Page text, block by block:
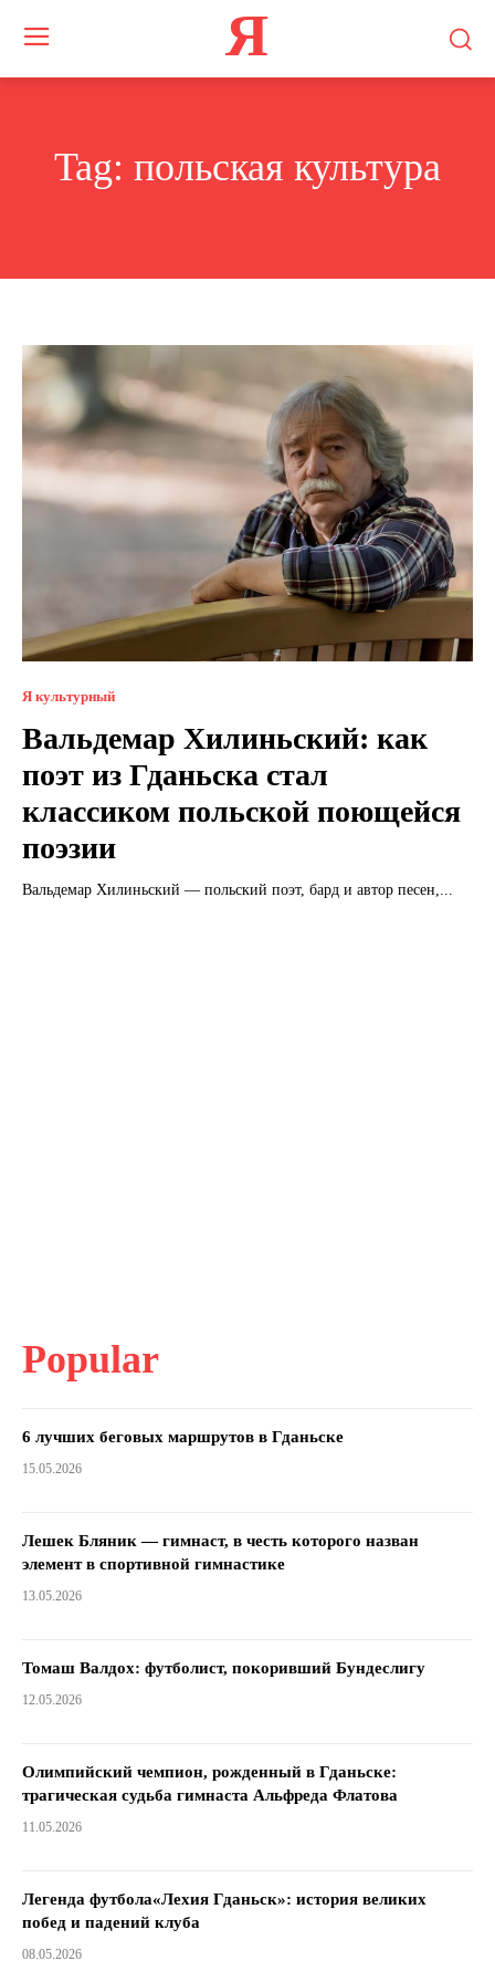
Я
Tag: польская культура
Я культурный
Вальдемар Хилиньский: как
поэт из Гданьска стал
классиком польской поющейся
поэзии
Вальдемар Хилиньский — польский поэт, бард и автор песен,...
Popular
6 лучших беговых маршрутов в Гданьске
15.05.2026
Лешек Бляник — гимнаст, в честь которого назван
элемент в спортивной гимнастике
13.05.2026
Томаш Валдох: футболист, покоривший Бундеслигу
12.05.2026
Олимпийский чемпион, рожденный в Гданьске:
трагическая судьба гимнаста Альфреда Флатова
11.05.2026
Легенда футбола«Лехия Гданьск»: история великих
побед и падений клуба
08.05.2026